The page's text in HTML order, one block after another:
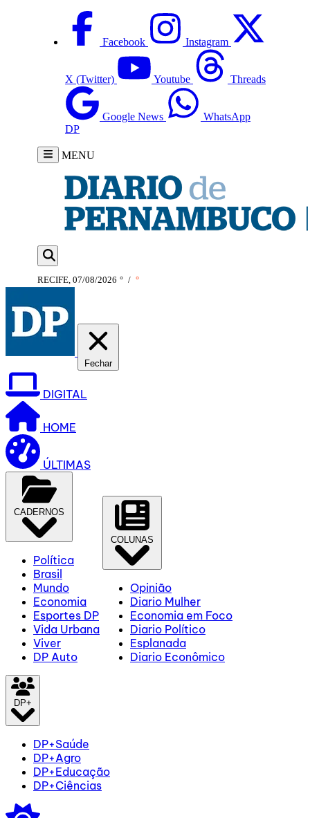
Facebook Instagram
X (Twitter) Youtube Threads
Google News
WhatsApp
DP
MENU
RECIFE, 07/08/2026 ° / °
Fechar
DIGITAL
HOME
ÚLTIMAS
CADERNOS
Política
Brasil
Mundo
Economia
Esportes DP
Vida Urbana
Viver
DP Auto
COLUNAS
Opinião
Diario Mulher
Economia em Foco
Diario Político
Esplanada
Diario Econômico
DP+
DP+Saúde
DP+Agro
DP+Educação
DP+Ciências